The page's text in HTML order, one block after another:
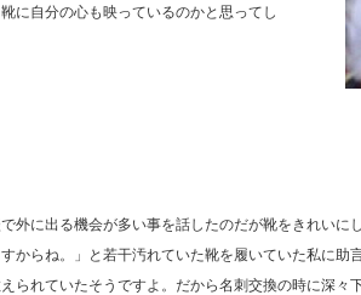
に自分の心も映っているのかと思ってし
外に出る機会が多い事を話したのだが靴をきれいに
からね。」と若干汚れていた靴を履いていた私に助
られていたそうですよ。だから名刺交換の時に深々